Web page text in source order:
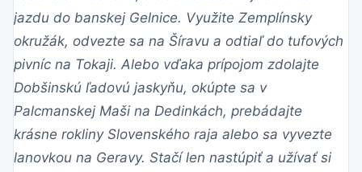
jazdu do banskej Gelnice. Využite Zemplínsky
okružák, odvezte sa na Šíravu a odtiaľ do tufových
pivníc na Tokaji. Alebo vďaka prípojom zdolajte
Dobšinskú ľadovú jaskyňu, okúpte sa v
Palcmanskej Maši na Dedinkách, prebádajte
krásne rokliny Slovenského raja alebo sa vyvezte
lanovkou na Geravy. Stačí len nastúpiť a užívať si